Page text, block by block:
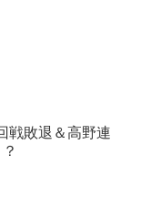
敗退＆高野連